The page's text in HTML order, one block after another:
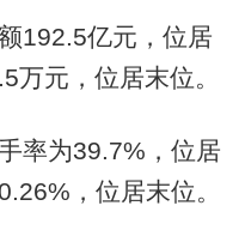
192.5亿元，位居
万元，位居末位。
率为39.7%，位居
，位居末位。